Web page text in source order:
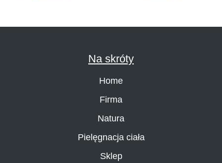
Na skróty
Home
Firma
Natura
Pielęgnacja ciała
Sklep